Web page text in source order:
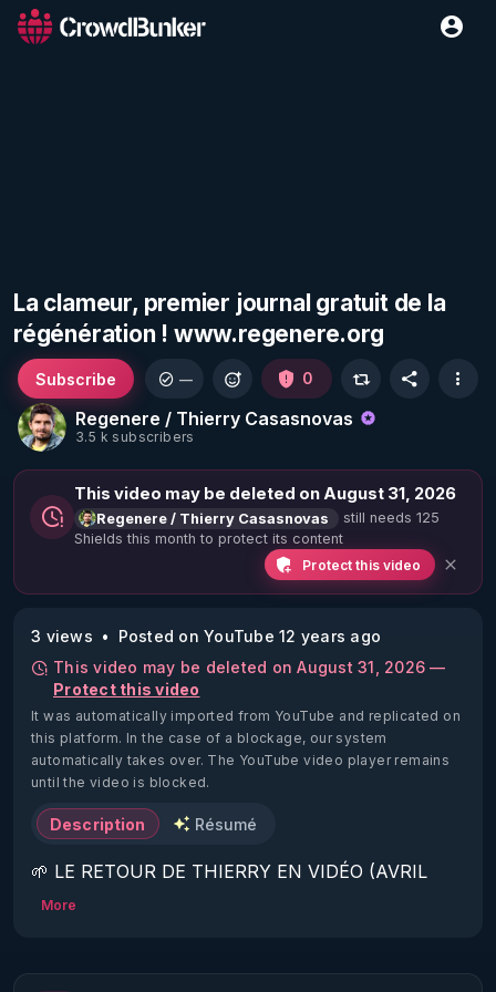
La clameur, premier journal gratuit de la
régénération ! www.regenere.org
Regenere / Thierry Casasnovas
3.5 k subscribers
Subscribe — 0
This video may be deleted on August 31, 2026
Regenere / Thierry Casasnovas
still needs 125
Shields this month to protect its content
Protect this video
3 views
Posted on YouTube 12 years ago
This video may be deleted on August 31, 2026 —
Protect this video
It was automatically imported from YouTube and replicated on
this platform. In the case of a blockage, our system
automatically takes over. The YouTube video player remains
until the video is blocked.
Description Résumé
🌱 LE RETOUR DE THIERRY EN VIDÉO (AVRIL
2022)!
https://www.rgnr.fr/presentation.html
More